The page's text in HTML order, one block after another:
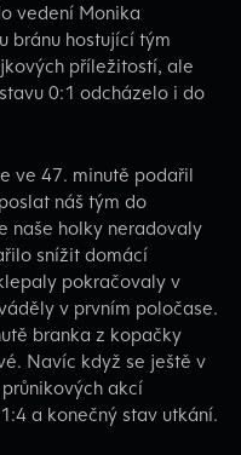
vedení Monika
bránu hostující tým
příležitostí, ale
0:1 odcházelo i do
ve 47. minutě podařil
náš tým do
naše holky neradovaly
snížit domácí
pokračovaly v
v prvním poločase.
branka z kopačky
Navíc když se ještě v
akcí
a konečný stav utkání.